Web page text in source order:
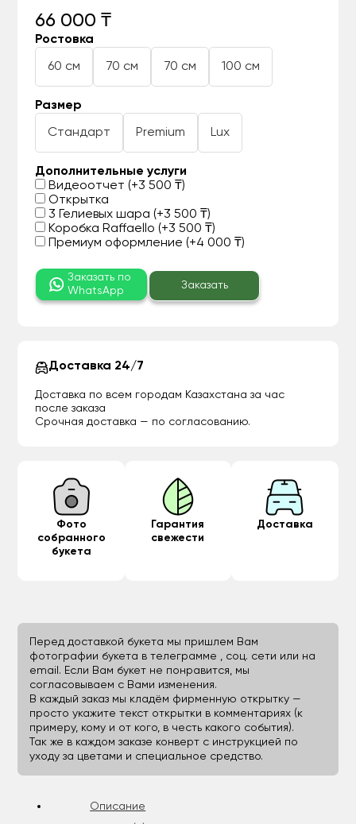
66 000 ₸
Ростовка
60 см 70 см 70 см 100 см
Размер
Стандарт Premium Lux
Дополнительные услуги
Видеоотчет (+3 500 ₸)
Открытка
3 Гелиевых шара (+3 500 ₸)
Коробка Raffaello (+3 500 ₸)
Премиум оформление (+4 000 ₸)
Заказать по
WhatsApp
Заказать
Доставка 24/7
Доставка по всем городам Казахстана за час
после заказа
Срочная доставка — по согласованию.
Фото
собранного
букета
Гарантия
свежести
Доставка
Перед доставкой букета мы пришлем Вам
фотографии букета в телеграмме , соц. сети или на
email. Если Вам букет не понравится, мы
согласовываем с Вами изменения.
В каждый заказ мы кладём фирменную открытку —
просто укажите текст открытки в комментариях (к
примеру, кому и от кого, в честь какого события).
Так же в каждом заказе конверт с инструкцией по
уходу за цветами и специальное средство.
Описание